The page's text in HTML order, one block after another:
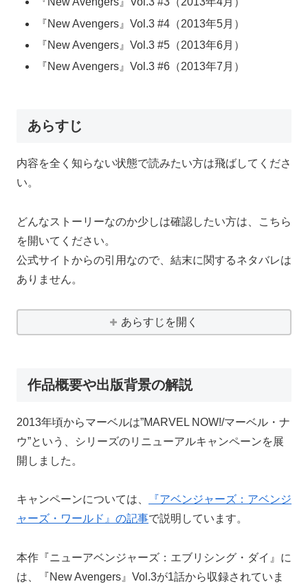
『New Avengers』Vol.3 #4（2013年5月）
『New Avengers』Vol.3 #5（2013年6月）
『New Avengers』Vol.3 #6（2013年7月）
あらすじ
内容を全く知らない状態で読みたい方は飛ばしてくださ
い。
どんなストーリーなのか少しは確認したい方は、こちら
を開いてください。
公式サイトからの引用なので、結末に関するネタバレは
ありません。
あらすじを開く
作品概要や出版背景の解説
2013年頃からマーベルは”MARVEL NOW!/マーベル・ナ
ウ”という、シリーズのリニューアルキャンペーンを展
開しました。
キャンペーンについては、
『アベンジャーズ：アベンジ
ャーズ・ワールド』の記事で説明しています。
本作『ニューアベンジャーズ：エブリシング・ダイ』に
は、『New Avengers』Vol.3が1話から収録されていま